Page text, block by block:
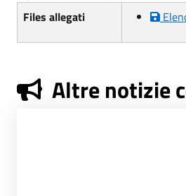
Files allegati
Altre notizie